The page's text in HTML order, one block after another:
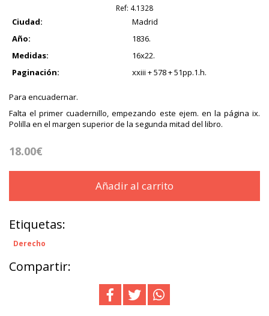
Ref: 4.1328
Ciudad:
Madrid
Año:
1836.
Medidas:
16x22.
Paginación:
xxiii + 578 + 51pp.1.h.
Para encuadernar.
Falta el primer cuadernillo, empezando este ejem. en la página ix.
Polilla en el margen superior de la segunda mitad del libro.
18.00€
Añadir al carrito
Etiquetas:
Derecho
Compartir: